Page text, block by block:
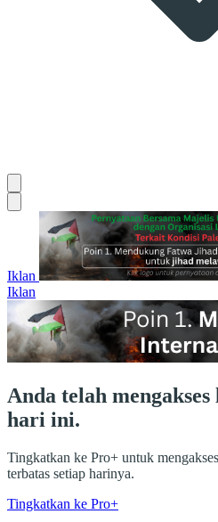
Iklan
Iklan
Anda telah
hari ini.
Tingkatkan ke Pro+ untuk
terbatas setiap harinya.
Tingkatkan ke Pro+